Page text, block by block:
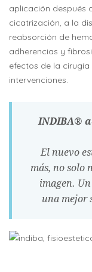
aplicación después
cicatrización, a la
reabsorción de
adherencias y
efectos de la
intervenciones.
INDIBA®
El nuevo
más, no solo
imagen.
una mejor